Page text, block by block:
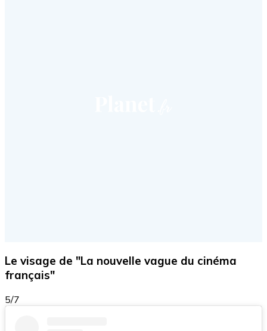
Le visage de "La nouvelle vague du cinéma
français"
5/7